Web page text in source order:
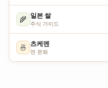
🌾 일본 쌀
주식 가이드
🍜 츠케멘
면 문화